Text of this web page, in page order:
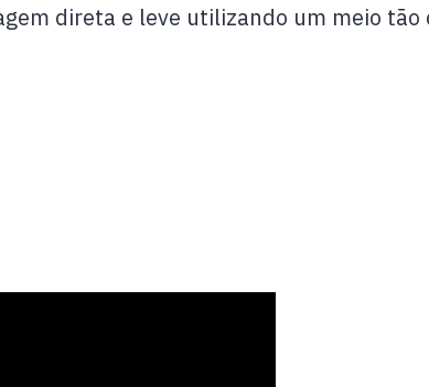
direta e leve utilizando um meio tão